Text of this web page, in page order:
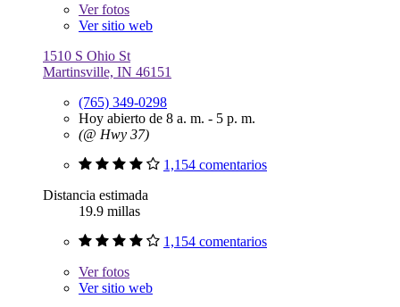
Verfotos
Ver sitio web
1510 S Ohio St
Martinsville, IN 46151
(765) 349-0298
Hoy abierto de 8 a. m. - 5 p. m.
(@ Hwy 37)
1,154 comentarios
Distancia estimada
19.9 millas
1,154 comentarios
Verfotos
Ver sitio web